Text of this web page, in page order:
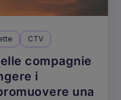
CTV
compagnie
i
una